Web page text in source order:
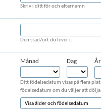
Skriv i ditt för och efternamn
Den stad/ort du lever i.
Månad Dag År
Ditt födelsedatum visas på flera
födelsedatum om du väljer att